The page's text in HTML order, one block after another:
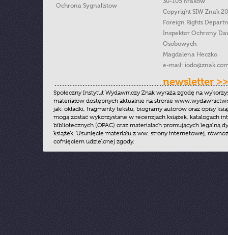
Ochrona Sygnalistow
Copyright SIW Znak
Foreign Rights
Inspektor Ochrony
Osobowych
Magdalena Heczko
e-mail:
newsletter >>
Społeczny Instytut Wydawniczy Znak wyraża zgodę na
materiałów dostępnych aktualnie na stronie
jak: okładki, fragmenty tekstu, biogramy autorów oraz opisy
mogą zostać wykorzystane w recenzjach książek, katalogach
bibliotecznych (OPAC) oraz materiałach promujących legalną
książek. Usunięcie materiału z ww. strony internetowej,
cofnięciem udzielonej zgody.